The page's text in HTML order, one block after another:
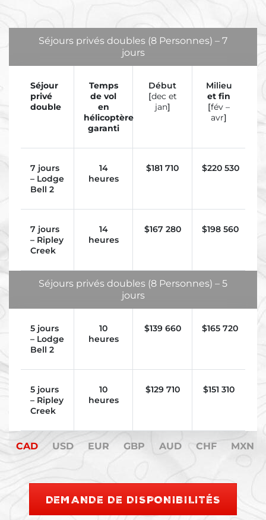
Séjours privés doubles (8 Personnes) – 7
jours
Séjour
privé
double
Temps
de vol
en
hélicoptère
garanti
Début
[dec et
jan]
Milieu
et fin
[fév –
avr]
7 jours
– Lodge
Bell 2
14
heures
$181 710 $220 530
7 jours
– Ripley
Creek
14
heures
$167 280 $198 560
Séjours privés doubles (8 Personnes) – 5
jours
5 jours
– Lodge
Bell 2
10
heures
$139 660 $165 720
5 jours
– Ripley
Creek
10
heures
$129 710 $151 310
CAD USD EUR GBP AUD CHF MXN
DEMANDE DE DISPONIBILITÉS